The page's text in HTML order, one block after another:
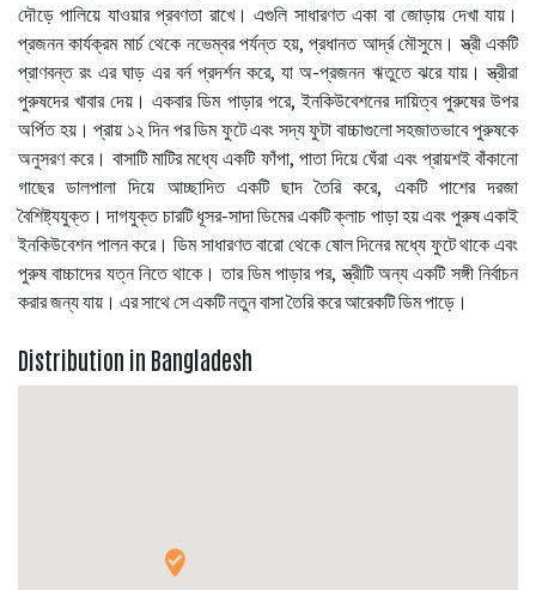
দৌড়ে পালিয়ে যাওয়ার প্রবণতা রাখে। এগুলি সাধারণত একা বা জোড়ায় দেখা যায়।
প্রজনন কার্যক্রম মার্চ থেকে নভেম্বর পর্যন্ত হয়, প্রধানত আর্দ্র মৌসুমে। স্ত্রী একটি
প্রাণবন্ত রং এর ঘাড় এর বর্ন প্রদর্শন করে, যা অ-প্রজনন ঋতুতে ঝরে যায়। স্ত্রীরা
পুরুষদের খাবার দেয়। একবার ডিম পাড়ার পরে, ইনকিউবেশনের দায়িত্ব পুরুষের উপর
অর্পিত হয়। প্রায় ১২ দিন পর ডিম ফুটে এবং সদ্য ফুটা বাচ্চাগুলো সহজাতভাবে পুরুষকে
অনুসরণ করে। বাসাটি মাটির মধ্যে একটি ফাঁপা, পাতা দিয়ে ঘেঁরা এবং প্রায়শই বাঁকানো
গাছের ডালপালা দিয়ে আচ্ছাদিত একটি ছাদ তৈরি করে, একটি পাশের দরজা
বৈশিষ্ট্যযুক্ত। দাগযুক্ত চারটি ধূসর-সাদা ডিমের একটি ক্লাচ পাড়া হয় এবং পুরুষ একাই
ইনকিউবেশন পালন করে। ডিম সাধারণত বারো থেকে ষোল দিনের মধ্যে ফুটে থাকে এবং
পুরুষ বাচ্চাদের যত্ন নিতে থাকে। তার ডিম পাড়ার পর, স্ত্রীটি অন্য একটি সঙ্গী নির্বাচন
করার জন্য যায়। এর সাথে সে একটি নতুন বাসা তৈরি করে আরেকটি ডিম পাড়ে।
Distribution in Bangladesh